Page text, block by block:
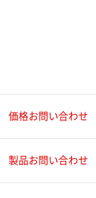
価格お問い合わせ
製品お問い合わせ